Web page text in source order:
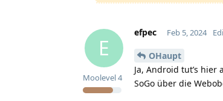
E
efpec
Moolevel4
Feb 5, 2024
OHaupt
Ja, Android tut’s
SoGo über die